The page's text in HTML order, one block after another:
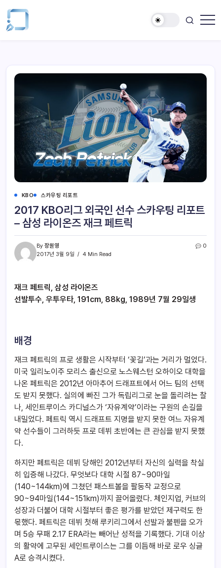
KBO 스카우팅 리포트
2017 KBO리그 외국인 선수 스카우팅 리포트
– 삼성 라이온즈 재크 페트릭
By 장원영
2017년 3월 9일
4 Min Read
0
재크 페트릭, 삼성 라이온즈
선발투수, 우투우타, 191cm, 88kg, 1989년 7월 29일생
배경
재크 페트릭의 프로 생활은 시작부터 ‘꽃길’과는 거리가 멀었다.
미국 일리노이주 모리스 출신으로 노스웨스턴 오하이오 대학을
나온 페트릭은 2012년 아마추어 드래프트에서 어느 팀의 선택
도 받지 못했다. 실의에 빠진 그가 독립리그로 눈을 돌리려는 찰
나, 세인트루이스 카디널스가 ‘자유계약’이라는 구원의 손길을
내밀었다. 페트릭 역시 드래프트 지명을 받지 못한 여느 자유계
약 선수들이 그러하듯 프로 데뷔 초반에는 큰 관심을 받지 못했
다.
하지만 페트릭은 데뷔 당해인 2012년부터 자신의 실력을 착실
히 입증해 나갔다. 무엇보다 대학 시절 87~90마일
(140~144km)에 그쳤던 패스트볼을 팔동작 교정으로
90~94마일(144~151km)까지 끌어올렸다. 체인지업, 커브의
성장과 더불어 대학 시절부터 좋은 평가를 받았던 제구력도 한
몫했다. 페트릭은 데뷔 첫해 루키리그에서 선발과 불펜을 오가
며 5승 무패 2.17 ERA라는 빼어난 성적을 기록했다. 기대 이상
의 활약에 고무된 세인트루이스는 그를 이듬해 바로 로우 싱글
A로 승격시켰다.